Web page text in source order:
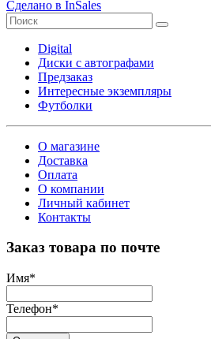
Сделано в InSales
Digital
Диски с автографами
Предзаказ
Интересные экземпляры
Футболки
О магазине
Доставка
Оплата
О компании
Личный кабинет
Контакты
Заказ товара по почте
Имя*
Телефон*